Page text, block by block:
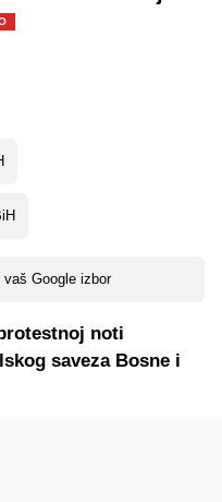
vaš Google izbor
noti
saveza Bosne i